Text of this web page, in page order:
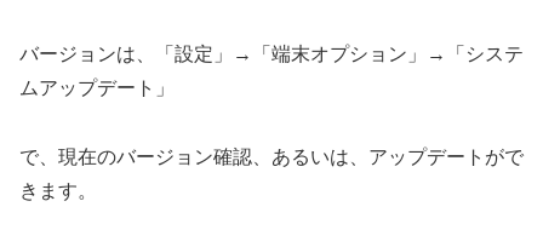
バージョンは、「設定」→「端末オプション」→「システ
ムアップデート」
で、現在のバージョン確認、あるいは、アップデートがで
きます。